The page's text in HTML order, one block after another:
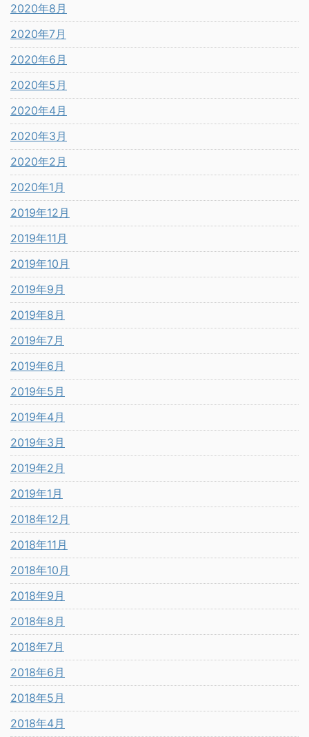
2020年8月
2020年7月
2020年6月
2020年5月
2020年4月
2020年3月
2020年2月
2020年1月
2019年12月
2019年11月
2019年10月
2019年9月
2019年8月
2019年7月
2019年6月
2019年5月
2019年4月
2019年3月
2019年2月
2019年1月
2018年12月
2018年11月
2018年10月
2018年9月
2018年8月
2018年7月
2018年6月
2018年5月
2018年4月